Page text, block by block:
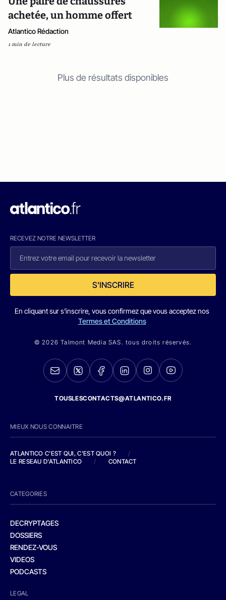
achetée, un homme offert
Atlantico Rédaction
1 min de lecture
Plus de résultats disponibles
RECEVEZ NOTRE NEWSLETTER
S'INSCRIRE
En cliquant sur s'inscrire, vous confirmez que vous acceptez nos
Termes et Conditions
© 2026 Talmont Media SAS. tous droits réservés.
TOUSLESCONTACTS@ATLANTICO.FR
MIEUX NOUS CONNAITRE
ATLANTICO C'EST QUI, C'EST QUOI ?
/
LE RESEAU D'ATLANTICO
/ CONTACT
CATEGORIES
DECRYPTAGES
DOSSIERS
RENDEZ-VOUS
VIDEOS
PODCASTS
LEGAL